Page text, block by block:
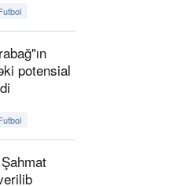
potensial